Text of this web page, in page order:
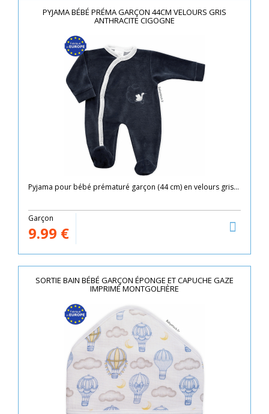
PYJAMA BÉBÉ PRÉMA GARÇON 44CM VELOURS GRIS
ANTHRACITE CIGOGNE
Pyjama pour bébé prématuré garçon (44 cm) en velours gris...
Garçon
9.99 €
SORTIE BAIN BÉBÉ GARÇON ÉPONGE ET CAPUCHE GAZE
IMPRIMÉ MONTGOLFIÈRE